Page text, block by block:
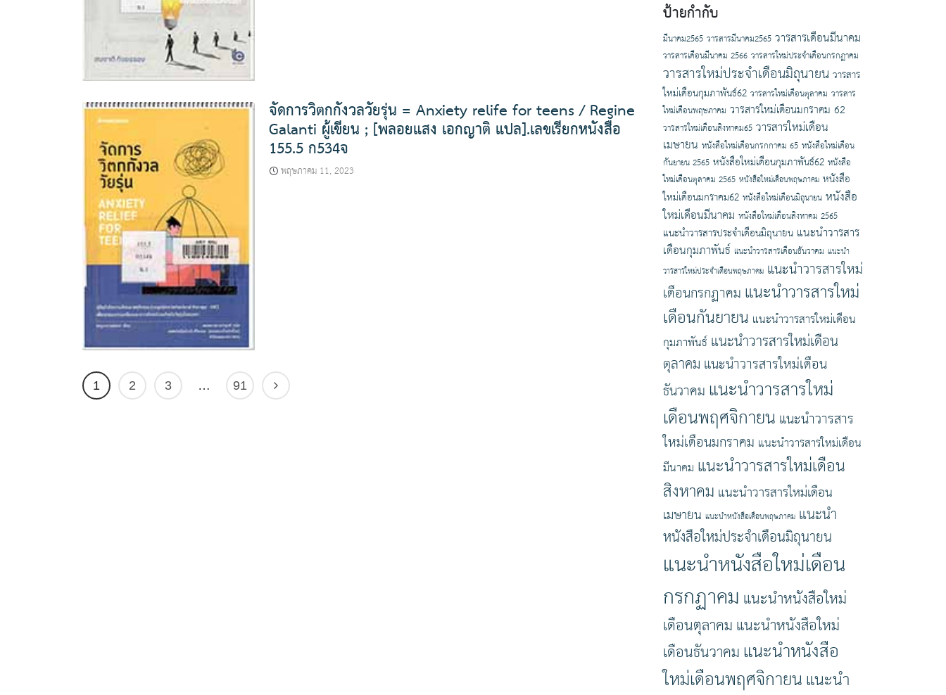
จัดการวิตกกังวลวัยรุ่น = Anxiety relife for teens / Regine
Galanti ผู้เขียน ; [พลอยแสง เอกญาติ แปล].เลขเรียกหนังสือ
155.5 ก534จ
พฤษภาคม 11, 2023
1 2 3 … 91
ป้ายกำกับ
มีนาคม2565 วารสารมีนาคม2565 วารสารเดือนมีนาคม
วารสารเดือนมีนาคม 2566 วารสารใหม่ประจำเดือนกรกฏาคม
วารสารใหม่ประจำเดือนมิถุนายน วารสาร
ใหม่เดือนกุมภาพันธ์62 วารสารใหม่เดือนตุลาคม วารสาร
ใหม่เดือนพฤษภาคม วารสารใหม่เดือนมกราคม 62
วารสารใหม่เดือนสิงหาคม65 วารสารใหม่เดือน
เมษายน หนังสือใหม่เดือนกรกกาคม 65 หนังสือใหม่เดือน
กันยายน 2565 หนังสือใหม่เดือนกุมภาพันธ์62 หนังสือ
ใหม่เดือนตุลาคม 2565 หนังสือใหม่เดือนพฤษภาคม หนังสือ
ใหม่เดือนมกราคม62 หนังสือใหม่เดือนมิถุนายน หนังสือ
ใหม่เดือนมีนาคม หนังสือใหม่เดือนสิงหาคม 2565
แนะนำวารสารประจำเดือนมิถุนายน แนะนำวารสาร
เดือนกุมภาพันธ์ แนะนำวารสารเดือนธันวาคม แนะนำ
วารสารใหม่ประจำเดือนพฤษภาคม แนะนำวารสารใหม่
เดือนกรกฏาคม แนะนำวารสารใหม่
เดือนกันยายน แนะนำวารสารใหม่เดือน
กุมภาพันธ์ แนะนำวารสารใหม่เดือน
ตุลาคม แนะนำวารสารใหม่เดือน
ธันวาคม แนะนำวารสารใหม่
เดือนพฤศจิกายน แนะนำวารสาร
ใหม่เดือนมกราคม แนะนำวารสารใหม่เดือน
มีนาคม แนะนำวารสารใหม่เดือน
สิงหาคม แนะนำวารสารใหม่เดือน
เมษายน แนะนำหนังสือเดือนพฤษภาคม แนะนำ
หนังสือใหม่ประจำเดือนมิถุนายน
แนะนำหนังสือใหม่เดือน
กรกฏาคม แนะนำหนังสือใหม่
เดือนตุลาคมแนะนำหนังสือใหม่
เดือนธันวาคม แนะนำหนังสือ
ใหม่เดือนพฤศจิกายนแนะนำ